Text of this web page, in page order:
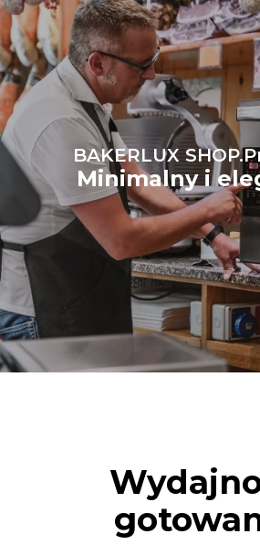
BAKERLUX
Minimalny i